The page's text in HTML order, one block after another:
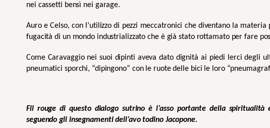
nei cassetti bensì nei garage.
Auro e Celso, con l’utilizzo di pezzi meccatronici che diventano la
fugacità di un mondo industrializzato che è già stato rottamato per fare
Come Caravaggio nei suoi dipinti aveva dato dignità ai piedi lerci degli
pneumatici sporchi, “dipingono” con le ruote delle bici le loro
Fil rouge di questo dialogo sutrino è l’asso portante della
seguendo gli insegnamenti dell’avo todino Jacopone.